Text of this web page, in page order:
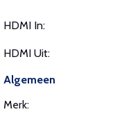
HDMI In:
HDMI Uit:
Algemeen
Merk: